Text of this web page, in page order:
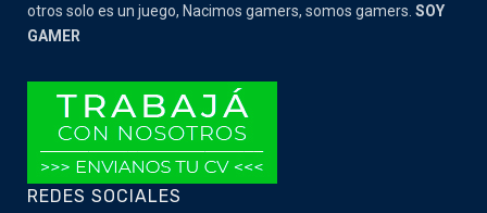
otros solo es un juego, Nacimos gamers, somos gamers. SOY
GAMER
REDES SOCIALES